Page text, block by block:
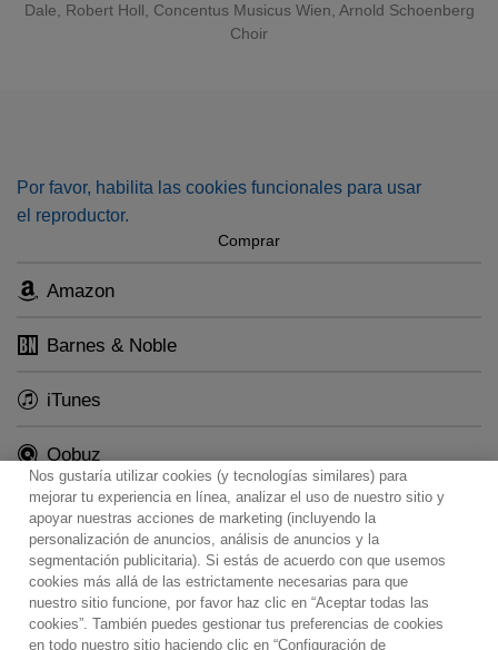
Dale, Robert Holl, Concentus Musicus Wien, Arnold Schoenberg
Choir
Por favor, habilita las cookies funcionales para usar
el reproductor.
Comprar
Amazon
Barnes & Noble
iTunes
Qobuz
Contacto Boletin informativo
Términos de Uso
Política de Privacidad
Mapa web
Política de cookies
Ajustes de Cookies
Nos gustaría utilizar cookies (y tecnologías similares) para
mejorar tu experiencia en línea, analizar el uso de nuestro sitio y
apoyar nuestras acciones de marketing (incluyendo la
personalización de anuncios, análisis de anuncios y la
segmentación publicitaria). Si estás de acuerdo con que usemos
cookies más allá de las estrictamente necesarias para que
nuestro sitio funcione, por favor haz clic en “Aceptar todas las
cookies”. También puedes gestionar tus preferencias de cookies
en todo nuestro sitio haciendo clic en “Configuración de